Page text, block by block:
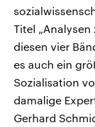
Titel
diesen vier
es auch ein
Sozialisation
damalige
Gerhard